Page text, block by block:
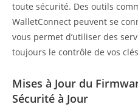
toute sécurité. Des outils
WalletConnect peuvent se
vous permet d’utiliser des
toujours le contrôle de vos
Mises à Jour du
Sécurité à Jour